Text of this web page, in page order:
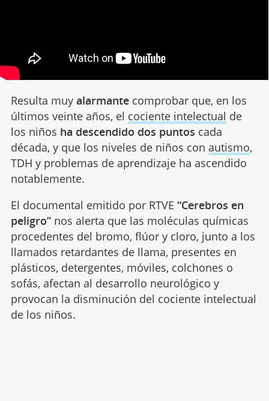
Resulta muy alarmantecomprobar que, en los
últimos veinte años, el cociente intelectual de
los niños ha descendido dos puntos cada
década, y que los niveles de niños con autismo,
TDH y problemas de aprendizaje ha ascendido
notablemente.
El documental emitido por RTVE “Cerebros en
peligro”nos alerta que las moléculas químicas
procedentes del bromo, flúor y cloro, junto a los
llamados retardantes de llama, presentes en
plásticos, detergentes, móviles, colchones o
sofás, afectan al desarrollo neurológico y
provocan la disminución del cociente intelectual
de los niños.